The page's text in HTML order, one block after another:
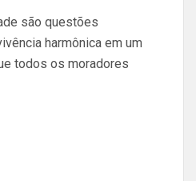
são questões
harmônica em um
todos os moradores